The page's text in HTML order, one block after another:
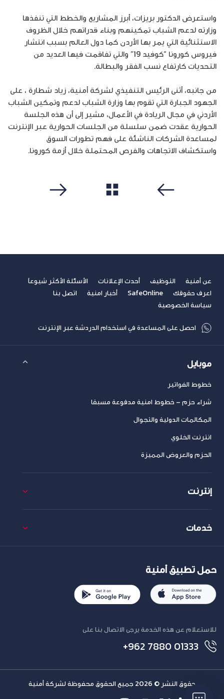
واستعرض الدكتور بريزات، أبرز المشاريع والخطط التي تنفذها
وزارته لدعم الشباب تمكينهم وبناء قدراتهم خلال الظروف
الاستثنائية التي يمر بها الأردن كما دول العالم بسبب انتشار
فيروس كورونا “كوفيد 19” والتي تفاقمت فيها العديد من
التحديات كارتفاع نسب الفقر والبطالة.
من جانبه، أثنى الرئيس التنفيذي لشركة أمنية، زياد شطارة ، على
الجهود الجبارة التي تقوم بها وزارة الشباب لدعم وتمكين الشباب
الأردني في مجال الريادة في الأعمال، مشير إلى أن هذه الجلسة
الحوارية عقدت ضمن سلسلة من الجلسات الحوارية عبر الإنترنت
لمساعدة الشركات الناشئة على فهم تطورات السوق
واستكشاف الاتجاهات والفرص المحتملة خلال أزمة كورونا.
عن أمنية التوظيف أحدث الإعلانات
الأسئلة الأكثر شيوعاً
اعرف حقوقك
SafeOnline أخبار امنية
اتصل بنا
سياسة الخصوصية
احصل على المساعدة في استخدام الدردشة عبر الإنترنت
موبايل
خطوط الفواتير
شراء حزم – خطوط امنية مدفوعة مسبقا
المكالمات الدولية والتجوال
انترنت الخلوي
الحزم والعروض المميزة
إنترنت
خدمات
حمل تطبيق أمنية
للاستعلام عن هذه الخدمة يرجى الاتصال بنا على
+962 7880 01333
حقوق النشر © 2026 جميع الحقوق محفوظة لشركة أمنية